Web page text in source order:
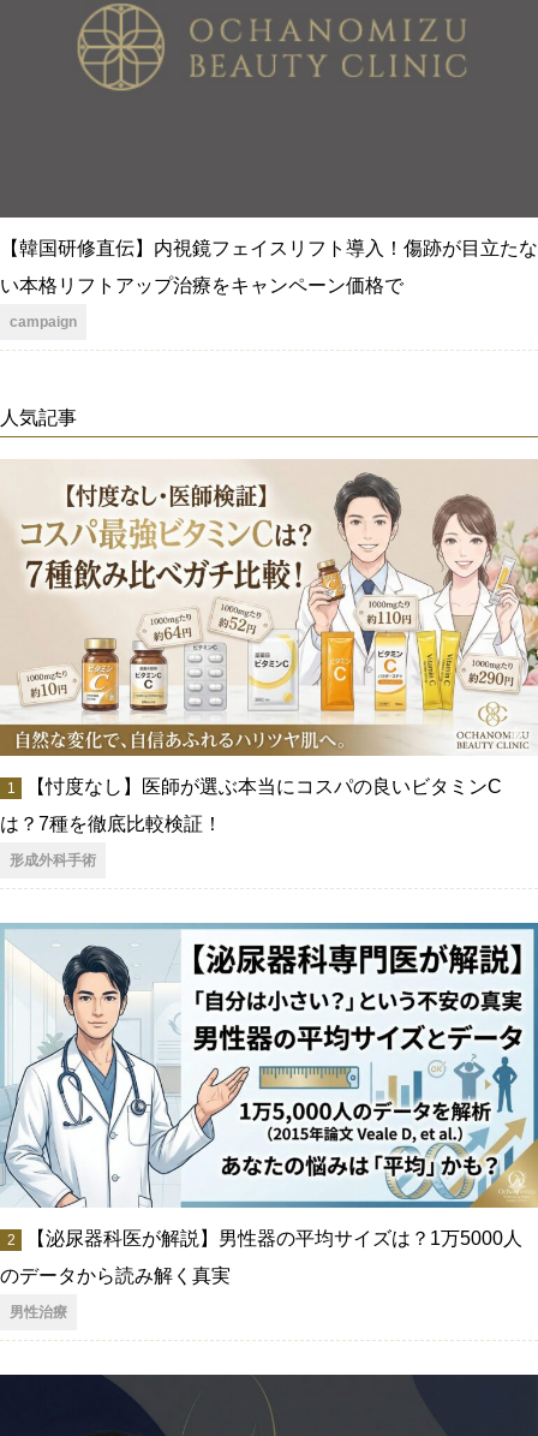
【韓国研修直伝】内視鏡フェイスリフト導入！傷跡が目立たな
い本格リフトアップ治療をキャンペーン価格で
campaign
人気記事
【忖度なし】医師が選ぶ本当にコスパの良いビタミンC
は？7種を徹底比較検証！
形成外科手術
【泌尿器科医が解説】男性器の平均サイズは？1万5000人
のデータから読み解く真実
男性治療